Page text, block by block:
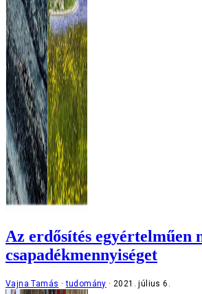
Az erdősítés egyértelműen
csapadékmennyiséget
Vajna Tamás tudomány 2021. július 6.